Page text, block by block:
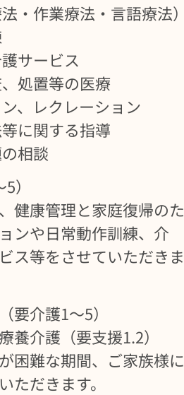
・作業療法・言語療法）
サービス
処置等の医療
、レクレーション
に関する指導
相談
）
健康管理と家庭復帰のた
ンや日常動作訓練、介
ス等をさせていただきま
要介護1～5）
養介護（要支援1.2）
困難な期間、ご家族様に
ただきます。